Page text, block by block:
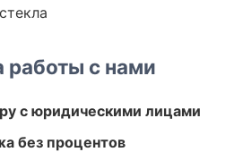
с нами
с юридическими лицами
без процентов